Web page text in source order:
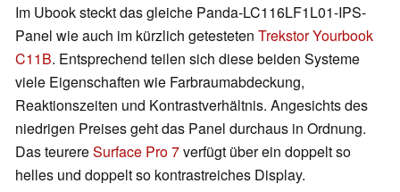
Im Ubook steckt das gleiche Panda-LC116LF1L01-IPS-
Panel wie auch im kürzlich getesteten Trekstor Yourbook
C11B. Entsprechend teilen sich diese beiden Systeme
viele Eigenschaften wie Farbraumabdeckung,
Reaktionszeiten und Kontrastverhältnis. Angesichts des
niedrigen Preises geht das Panel durchaus in Ordnung.
Das teurereSurface Pro 7verfügt über ein doppelt so
helles und doppelt so kontrastreiches Display.